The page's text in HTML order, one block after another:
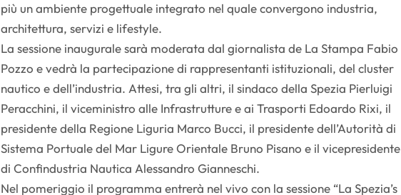
più un ambiente progettuale integrato nel quale convergono industria,
architettura, servizi e lifestyle.
La sessione inaugurale sarà moderata dal giornalista de La Stampa Fabio
Pozzo e vedrà la partecipazione di rappresentanti istituzionali, del cluster
nautico e dell’industria. Attesi, tra gli altri, il sindaco della Spezia Pierluigi
Peracchini, il viceministro alle Infrastrutture e ai Trasporti Edoardo Rixi, il
presidente della Regione Liguria Marco Bucci, il presidente dell’Autorità di
Sistema Portuale del Mar Ligure Orientale Bruno Pisano e il vicepresidente
di Confindustria Nautica Alessandro Gianneschi.
Nel pomeriggio il programma entrerà nel vivo con la sessione “La Spezia’s